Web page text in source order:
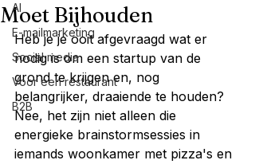
AI
E-mailmarketing
Social media
Voor een restaurant
B2B
Moet Bijhouden
Heb je je ooit afgevraagd wat er
nodig is om een startup van de
grond te krijgen en, nog
belangrijker, draaiende te houden?
Nee, het zijn niet alleen die
energieke brainstormsessies in
iemands woonkamer met pizza's en